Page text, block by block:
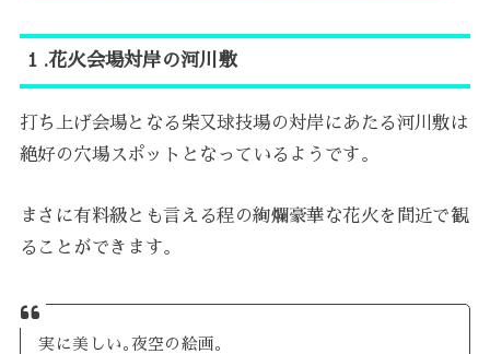
１.花火会場対岸の河川敷
打ち上げ会場となる柴又球技場の対岸にあたる河川敷は
絶好の穴場スポットとなっているようです。
まさに有料級とも言える程の絢爛豪華な花火を間近で観
ることができます。
実に美しい｡夜空の絵画｡